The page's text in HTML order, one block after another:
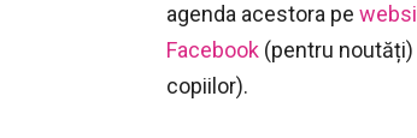
agenda acestora pe
Facebook (pentru noutăți)
copiilor).